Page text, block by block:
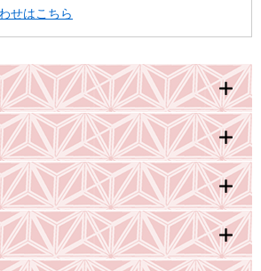
せはこちら